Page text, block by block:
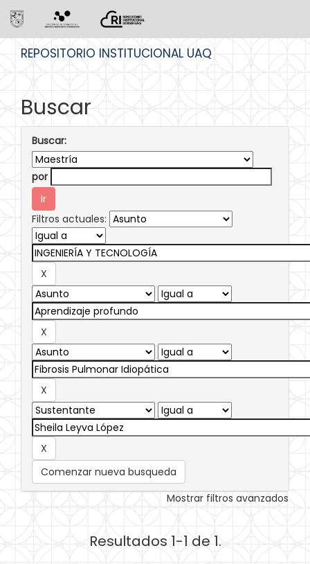
REPOSITORIO INSTITUCIONAL UAQ
Buscar
Buscar:
por
Filtros actuales:
Comenzar nueva busqueda
Mostrar filtros avanzados
Resultados 1-1 de 1.